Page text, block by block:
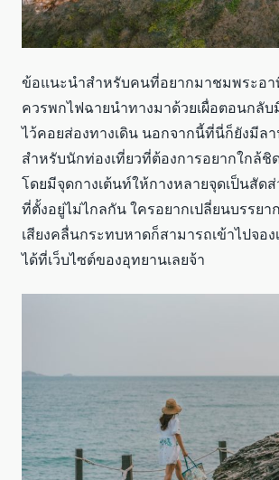
ข้อแนะนำสำหรับคนที่อยากมาชมพระอ
ควรพกไฟฉายนำทางมาด้วยเผื่อตอนกลั
ไว้คอยส่องทางเดิน นอกจากนี้ที่นี่ก็ยังมีล
สำหรับนักท่องเที่ยวที่ต้องการอยากใกล้
โดยมีจุดกางเต้นท์ให้กางหลายจุดเป็นสัด
ที่ตั้งอยู่ไม่ไกลกัน ใครอยากเปลี่ยนบรรย
เสียงคลื่นกระทบหาดก็สามารถเข้าไปจอ
ได้ที่เว็บไซต์ของอุทยานเลยจ้า